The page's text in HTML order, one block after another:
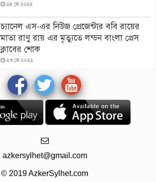
২৪ মে ২০২২
চ্যানেল এস-এর নিউজ প্রেজেন্টার ববি রায়ের
মাতা রাণু রায় এর মৃত্যুতে লন্ডন বাংলা প্রেস
ক্লাবের শোক
২৩ মে ২০২২
azkersylhet@gmail.com
© 2019 AzkerSylhet.com